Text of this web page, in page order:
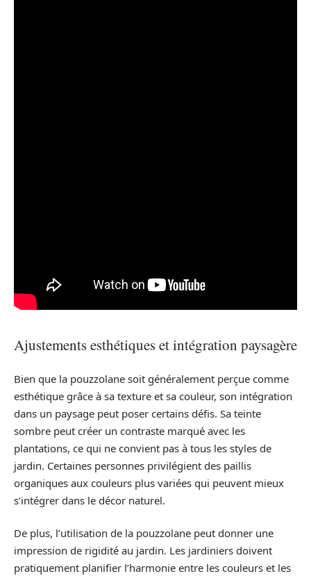
Ajustements esthétiques et intégration paysagère
Bien que la pouzzolane soit généralement perçue comme
esthétique grâce à sa texture et sa couleur, son intégration
dans un paysage peut poser certains défis. Sa teinte
sombre peut créer un contraste marqué avec les
plantations, ce qui ne convient pas à tous les styles de
jardin. Certaines personnes privilégient des paillis
organiques aux couleurs plus variées qui peuvent mieux
s’intégrer dans le décor naturel.
De plus, l’utilisation de la pouzzolane peut donner une
impression de rigidité au jardin. Les jardiniers doivent
pratiquement planifier l’harmonie entre les couleurs et les